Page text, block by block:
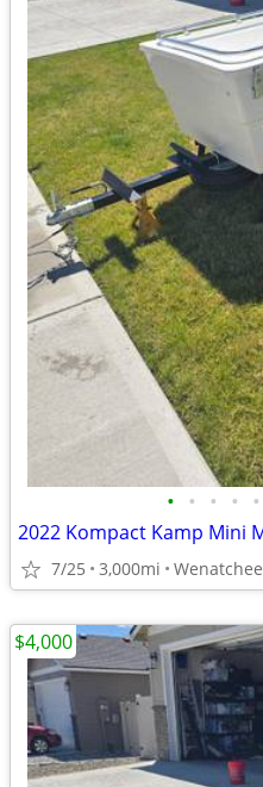
• • • • •
7/25 3,000mi Wenatchee
$4,000